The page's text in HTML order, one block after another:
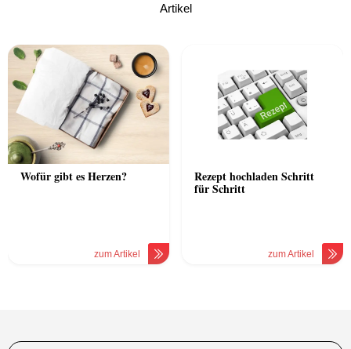
Artikel
Wofür gibt es Herzen?
zum Artikel
Rezept hochladen Schritt
für Schritt
zum Artikel